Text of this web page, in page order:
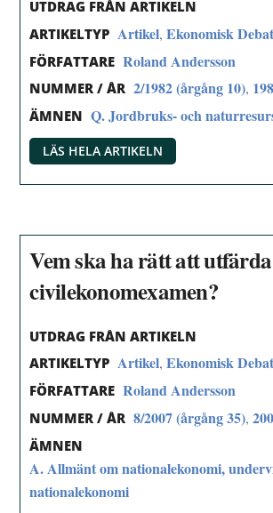
UTDRAG FRÅN ARTIKELN
ARTIKELTYP Artikel,Ekonomisk
FÖRFATTARE Roland Andersson
NUMMER / ÅR 2/1982 (årgång 10),
ÄMNEN Q. Jordbruks- och
LÄS HELA ARTIKELN
Vem ska ha rätt att utfärda
civilekonomexamen?
UTDRAG FRÅN ARTIKELN
ARTIKELTYP Artikel,Ekonomisk
FÖRFATTARE Roland Andersson
NUMMER / ÅR 8/2007 (årgång 35),
ÄMNEN
A. Allmänt om nationalekonomi,
nationalekonomi